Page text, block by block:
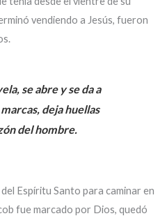
vendiendo a Jesús, fueron
se abre y se da a
deja huellas
del hombre.
Espíritu Santo para caminar en
fue marcado por Dios, quedó